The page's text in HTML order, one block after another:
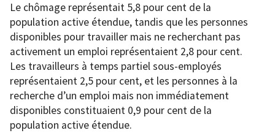
Le chômage représentait 5,8 pour cent de la
population active étendue, tandis que les personnes
disponibles pour travailler mais ne recherchant pas
activement un emploi représentaient 2,8 pour cent.
Les travailleurs à temps partiel sous-employés
représentaient 2,5 pour cent, et les personnes à la
recherche d’un emploi mais non immédiatement
disponibles constituaient 0,9 pour cent de la
population active étendue.